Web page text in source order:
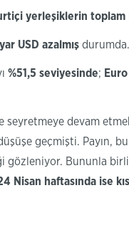
yerleşiklerin toplam
USD azalmış
%51,5 seviyesinde; Euro
seyretmeye devam
geçmişti. Payın,
gözleniyor. Bununla
Nisan haftasında ise